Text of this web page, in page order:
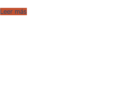
Leer más